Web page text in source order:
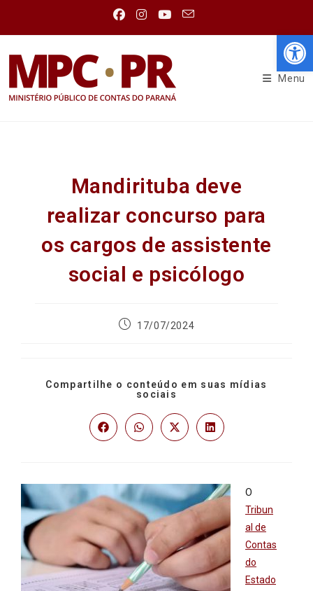
Menu
Mandirituba deve
realizar concurso para
os cargos de assistente
social e psicólogo
17/07/2024
Compartilhe o conteúdo em suas mídias
sociais
O
Tribun
al de
Contas
do
Estado